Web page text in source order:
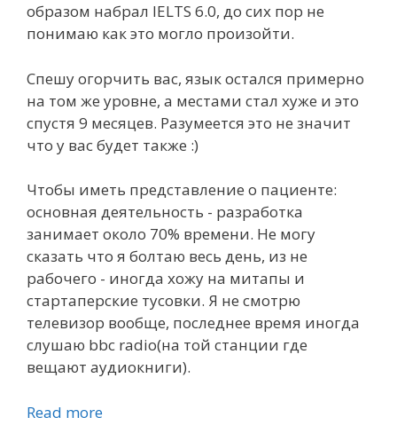
образом набрал IELTS 6.0, до сих пор не
понимаю как это могло произойти.
Спешу огорчить вас, язык остался примерно
на том же уровне, а местами стал хуже и это
спустя 9 месяцев. Разумеется это не значит
что у вас будет также :)
Чтобы иметь представление о пациенте:
основная деятельность - разработка
занимает около 70% времени. Не могу
сказать что я болтаю весь день, из не
рабочего - иногда хожу на митапы и
стартаперские тусовки. Я не смотрю
телевизор вообще, последнее время иногда
слушаю bbc radio(на той станции где
вещают аудиокниги).
Read more